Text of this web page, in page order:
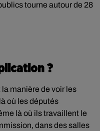
tourne autour de 28
?
manière de voir les
où les députés
là où ils travaillent le
dans des salles